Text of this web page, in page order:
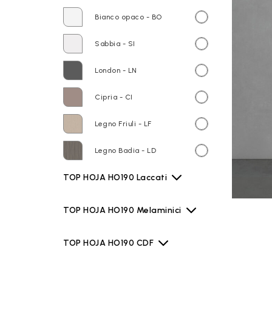
Bianco opaco - BO
Sabbia - SI
London - LN
Cipria - CI
Legno Friuli - LF
Legno Badia - LD
TOP HOJA HO190 Laccati
TOP HOJA HO190 Melaminici
TOP HOJA HO190 CDF